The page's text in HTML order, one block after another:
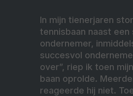
In mijn tienerjaren
tennisbaan naast een
ondernemer,
succesvol
over”, riep ik toen
baan oprolde.
reageerde hij niet.